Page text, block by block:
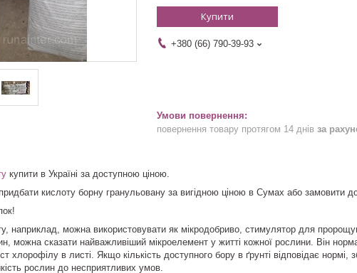
Купити
+380 (66) 790-39-93
повернення товару протягом 14 днів за
купити в Україні за доступною ціною.
кислоту борну гранульовану за вигідною ціною в Сумах або замовити
наприклад, можна використовувати як мікродобриво, стимулятор для
можна сказати найважливіший мікроелемент у житті кожної рослини. Він
хлорофілу в листі. Якщо кількість доступного бору в ґрунті відповідає
рослин до несприятливих умов.